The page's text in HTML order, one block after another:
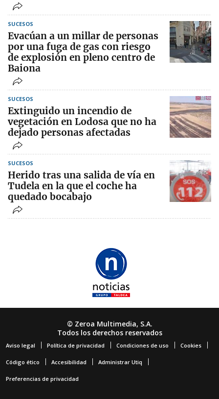
SUCESOS
Evacúan a un millar de personas
por una fuga de gas con riesgo
de explosión en pleno centro de
Baiona
SUCESOS
Extinguido un incendio de
vegetación en Lodosa que no ha
dejado personas afectadas
SUCESOS
Herido tras una salida de vía en
Tudela en la que el coche ha
quedado bocabajo
© Zeroa Multimedia, S.A.
Todos los derechos reservados
Aviso legal Política de privacidad Condiciones de uso Cookies
Código ético Accesibilidad Administrar Utiq
Preferencias de privacidad